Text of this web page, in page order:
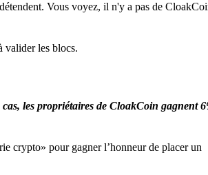
Vous voyez, il n'y a pas de
valider les blocs.
les propriétaires de CloakCoin gagnent
crypto» pour gagner l’honneur de placer un